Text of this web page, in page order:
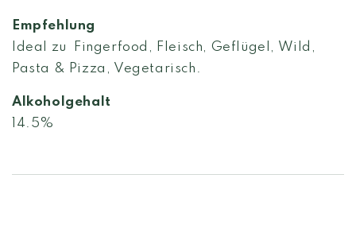
Empfehlung
Ideal zu Fingerfood, Fleisch, Geflügel, Wild,
Pasta & Pizza, Vegetarisch.
Alkoholgehalt
14.5%